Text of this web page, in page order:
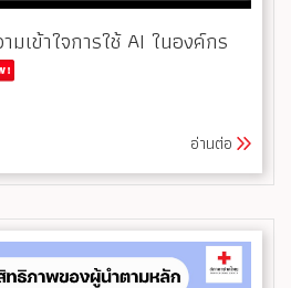
เข้าใจการใช้ AI ในองค์กร
อ่านต่อ